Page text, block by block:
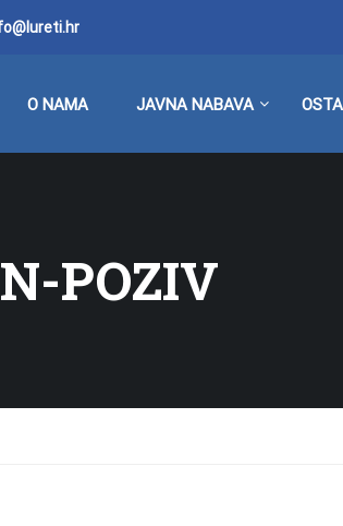
O NAMA JAVNA NABAVA
POZIV